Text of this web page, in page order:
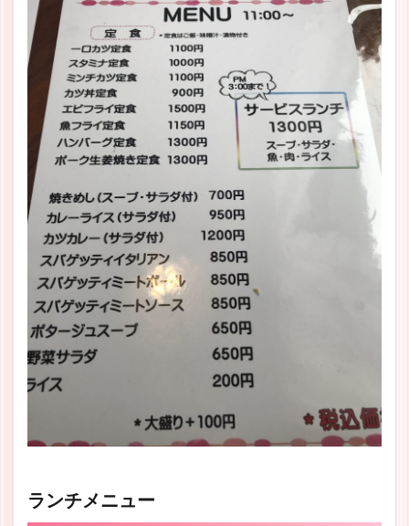
ランチメニュー